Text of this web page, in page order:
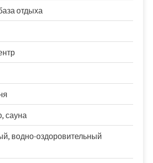
отдыха
сауна
водно-оздоровительный